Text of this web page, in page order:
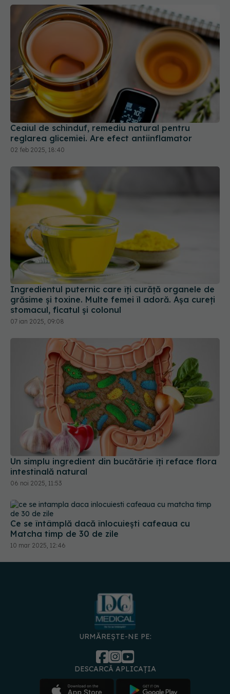
Ceaiul de schinduf, remediu natural pentru
reglarea glicemiei. Are efect antiinflamator
02 feb 2025, 18:40
Ingredientul puternic care îți curăță organele de
grăsime și toxine. Multe femei îl adoră. Așa cureți
stomacul, ficatul și colonul
07 ian 2025, 09:08
Un simplu ingredient din bucătărie îți reface flora
intestinală natural
06 noi 2025, 11:53
Ce se întâmplă dacă înlocuiești cafeaua cu
Matcha timp de 30 de zile
10 mar 2025, 12:46
URMĂREȘTE-NE PE: